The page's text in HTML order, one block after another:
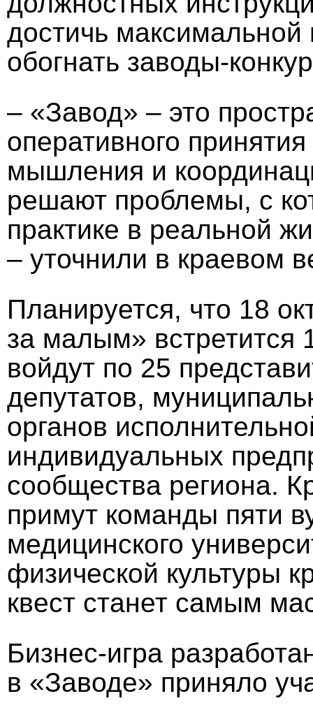
достичь
обогнать заводы-
– «Завод» – это
оперативного
мышления и
решают проблемы, с
практике в реальной
– уточнили в краевом
Планируется, что 18
за малым» встретится
войдут по 25
депутатов,
органов
индивидуальных
сообщества региона.
примут команды пяти
медицинского
физической культуры
квест станет самым
Бизнес-игра
в «Заводе» приняло